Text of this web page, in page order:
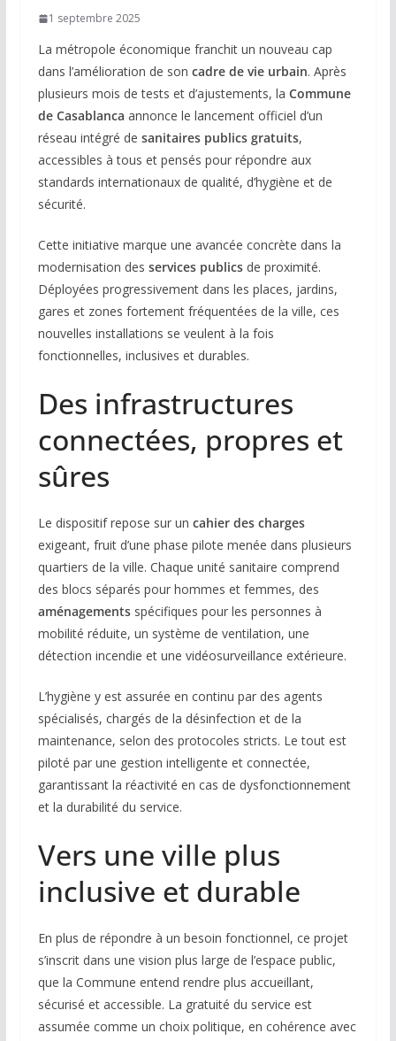
1 septembre 2025
La métropole économique franchit un nouveau cap
dans l’amélioration de son cadre de vie urbain. Après
plusieurs mois de tests et d’ajustements, la Commune
de Casablanca annonce le lancement officiel d’un
réseau intégré de sanitaires publics gratuits,
accessibles à tous et pensés pour répondre aux
standards internationaux de qualité, d’hygiène et de
sécurité.
Cette initiative marque une avancée concrète dans la
modernisation des services publics de proximité.
Déployées progressivement dans les places, jardins,
gares et zones fortement fréquentées de la ville, ces
nouvelles installations se veulent à la fois
fonctionnelles, inclusives et durables.
Des infrastructures
connectées, propres et
sûres
Le dispositif repose sur un cahier des charges
exigeant, fruit d’une phase pilote menée dans plusieurs
quartiers de la ville. Chaque unité sanitaire comprend
des blocs séparés pour hommes et femmes, des
aménagementsspécifiques pour les personnes à
mobilité réduite, un système de ventilation, une
détection incendie et une vidéosurveillance extérieure.
L’hygiène y est assurée en continu par des agents
spécialisés, chargés de la désinfection et de la
maintenance, selon des protocoles stricts. Le tout est
piloté par une gestion intelligente et connectée,
garantissant la réactivité en cas de dysfonctionnement
et la durabilité du service.
Vers une ville plus
inclusive et durable
En plus de répondre à un besoin fonctionnel, ce projet
s’inscrit dans une vision plus large de l’espace public,
que la Commune entend rendre plus accueillant,
sécurisé et accessible. La gratuité du service est
assumée comme un choix politique, en cohérence avec